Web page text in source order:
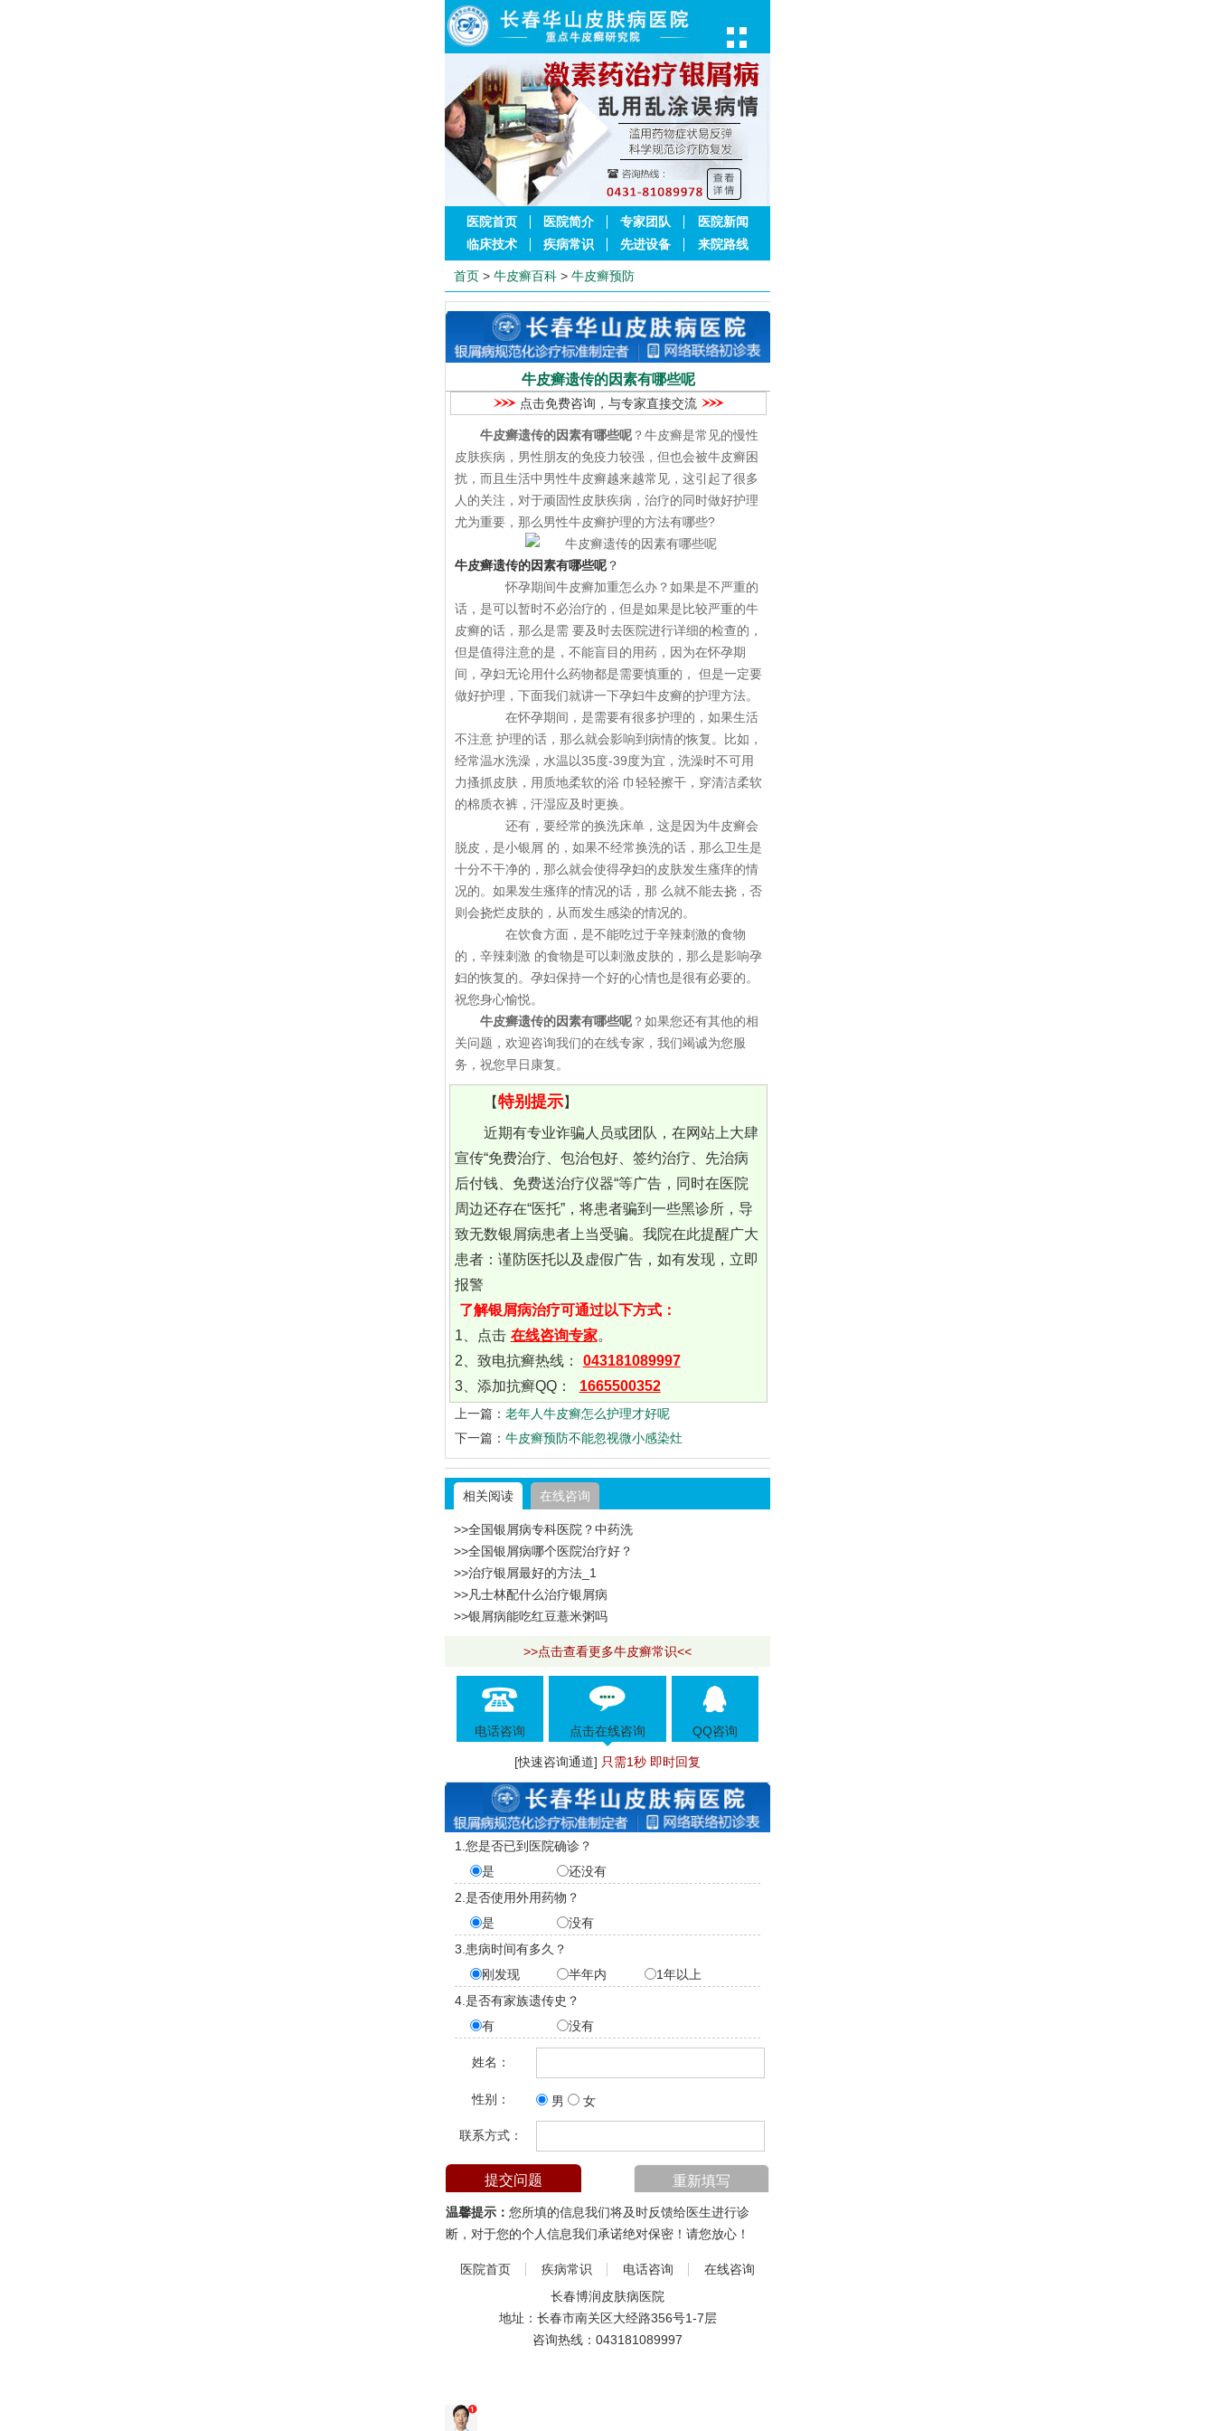
医院首页 医院简介 专家团队
医院新闻
临床技术
疾病常识 先进设备 来院路线
首页 > 牛皮癣百科 > 牛皮癣预防
牛皮癣遗传的因素有哪些呢
点击免费咨询，与专家直接交流
牛皮癣遗传的因素有哪些呢 ？牛皮癣是常见的慢性
皮肤疾病，男性朋友的免疫力较强，但也会被牛皮癣困
扰，而且生活中男性牛皮癣越来越常见，这引起了很多
人的关注，对于顽固性皮肤疾病，治疗的同时做好护理
尤为重要，那么男性牛皮癣护理的方法有哪些?
牛皮癣遗传的因素有哪些呢 ？
怀孕期间牛皮癣加重怎么办？如果是不严重的
话，是可以暂时不必治疗的，但是如果是比较严重的牛
皮癣的话，那么是需 要及时去医院进行详细的检查的，
但是值得注意的是，不能盲目的用药，因为在怀孕期
间，孕妇无论用什么药物都是需要慎重的， 但是一定要
做好护理，下面我们就讲一下孕妇牛皮癣的护理方法。
在怀孕期间，是需要有很多护理的，如果生活
不注意 护理的话，那么就会影响到病情的恢复。比如，
经常温水洗澡，水温以35度-39度为宜，洗澡时不可用
力搔抓皮肤，用质地柔软的浴 巾轻轻擦干，穿清洁柔软
的棉质衣裤，汗湿应及时更换。
还有，要经常的换洗床单，这是因为牛皮癣会
脱皮，是小银屑 的，如果不经常换洗的话，那么卫生是
十分不干净的，那么就会使得孕妇的皮肤发生瘙痒的情
况的。如果发生瘙痒的情况的话，那 么就不能去挠，否
则会挠烂皮肤的，从而发生感染的情况的。
在饮食方面，是不能吃过于辛辣刺激的食物
的，辛辣刺激 的食物是可以刺激皮肤的，那么是影响孕
妇的恢复的。孕妇保持一个好的心情也是很有必要的。
祝您身心愉悦。
牛皮癣遗传的因素有哪些呢 ？如果您还有其他的相
关问题，欢迎咨询我们的在线专家，我们竭诚为您服
务，祝您早日康复。
【特别提示】
近期有专业诈骗人员或团队，在网站上大肆
宣传“免费治疗、包治包好、签约治疗、先治病
后付钱、免费送治疗仪器“等广告，同时在医院
周边还存在“医托”，将患者骗到一些黑诊所，导
致无数银屑病患者上当受骗。我院在此提醒广大
患者：谨防医托以及虚假广告，如有发现，立即
报警
了解银屑病治疗可通过以下方式：
1、点击 在线咨询专家。
2、致电抗癣热线：
043181089997
3、添加抗癣QQ：
1665500352
上一篇： 老年人牛皮癣怎么护理才好呢
下一篇： 牛皮癣预防不能忽视微小感染灶
相关阅读 在线咨询
>>全国银屑病专科医院？中药洗
>>全国银屑病哪个医院治疗好？
>>治疗银屑最好的方法_1
>>凡士林配什么治疗银屑病
>>银屑病能吃红豆薏米粥吗
>>点击查看更多牛皮癣常识<<
电话咨询 点击在线咨询 QQ咨询
[快速咨询通道] 只需1秒 即时回复
1.您是否已到医院确诊？
是
还没有
2.是否使用外用药物？
是
没有
3.患病时间有多久？
刚发现
半年内
1年以上
4.是否有家族遗传史？
有
没有
姓名：
性别： 男 女
联系方式：
温馨提示： 您所填的信息我们将及时反馈给医生进行诊
断，对于您的个人信息我们承诺绝对保密！请您放心！
医院首页 疾病常识 电话咨询
在线咨询
长春博润皮肤病医院
地址：长春市南关区大经路356号1-7层
咨询热线： 043181089997